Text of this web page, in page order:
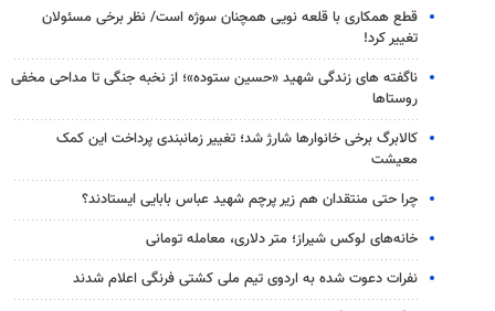
قطع همکاری با قلعه نویی همچنان سوژه است/ نظر برخی مسئولان
تغییر کرد!
ناگفته های زندگی شهید «حسین ستوده»؛ از نخبه جنگی تا مداحی مخفی
روستاها
کالابرگ برخی خانوارها شارژ شد؛ تغییر زمانبندی پرداخت این کمک
معیشت
چرا حتی منتقدان هم زیر پرچم شهید عباس بابایی ایستادند؟
خانه‌های لوکس شیراز؛ متر دلاری، معامله تومانی
نفرات دعوت شده به اردوی تیم ملی کشتی فرنگی اعلام شدند